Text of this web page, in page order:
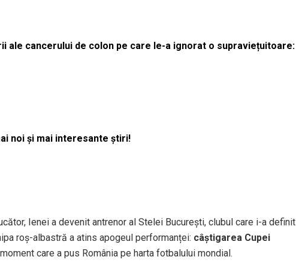
ale cancerului de colon pe care le-a ignorat o supraviețuitoare:
noi și mai interesante știri!
Ienei a devenit antrenor al Stelei București, clubul care i-a definit
roș-albastră a atins apogeul performanței: câștigarea Cupei
care a pus România pe harta fotbalului mondial.